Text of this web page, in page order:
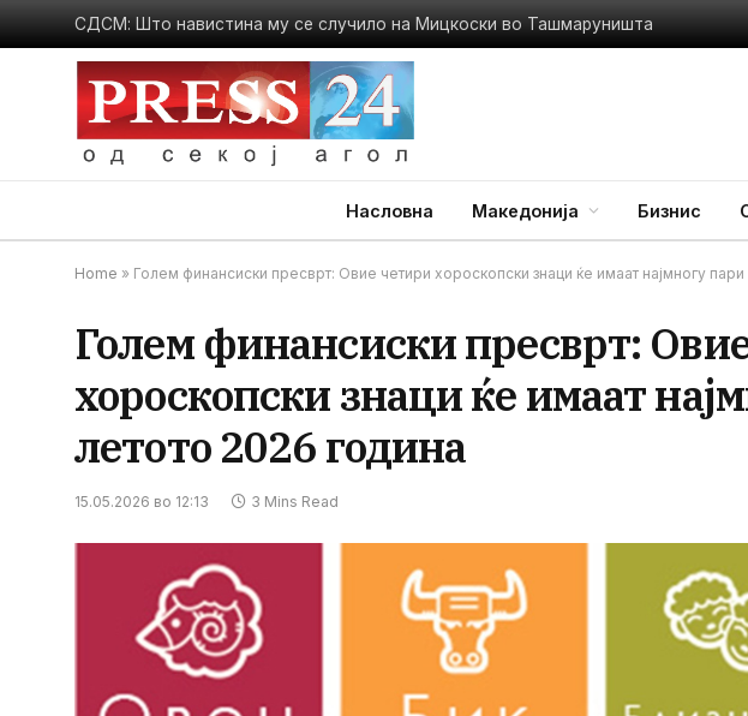
СДСМ: Што навистина му се случило на Мицкоски во Ташмаруништа
Насловна Македонија Бизнис
Home » Голем финансиски пресврт: Овие четири хороскопски знаци ќе имаат најмногу
Голем финансиски пресврт:
хороскопски знаци ќе имаат
летото 2026 година
15.05.2026 во 12:13 3 Mins Read